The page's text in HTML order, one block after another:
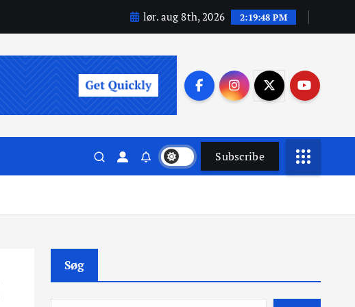
lør. aug 8th, 2026 2:19:50 PM
Subscribe
Søg